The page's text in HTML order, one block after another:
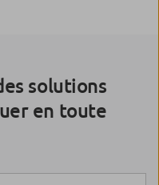
placements.
solutions
en toute